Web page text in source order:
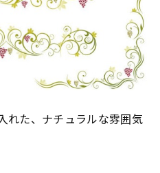
れた、ナチュラルな雰囲気